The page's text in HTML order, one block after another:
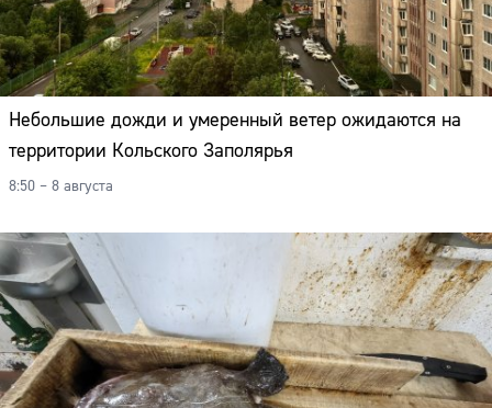
Небольшие дожди и умеренный ветер ожидаются на
территории Кольского Заполярья
8:50 – 8 августа